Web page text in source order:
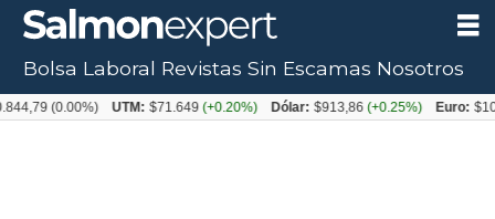
Tag:
Bolsa Laboral Revistas Sin Escamas Nosotros
(0.00%) UTM: $71.649(+0.20%) Dólar: $913,86(+0.25%) Euro: